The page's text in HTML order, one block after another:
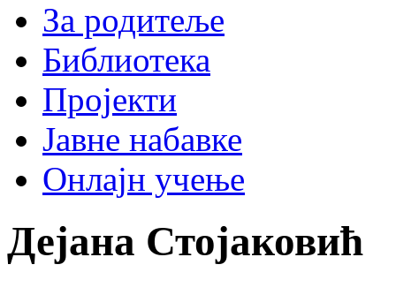
За родитеље
Библиотека
Пројекти
Јавне набавке
Онлајн учење
Дејана Стојаковић